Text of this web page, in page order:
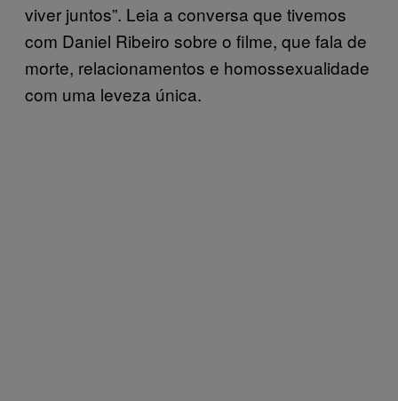
viver juntos”. Leia a conversa que tivemos
com Daniel Ribeiro sobre o filme, que fala de
morte, relacionamentos e homossexualidade
com uma leveza única.